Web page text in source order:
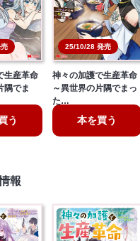
生産革命
隅でま
う
25/10/28 発売
神々の加護で生産革命
～異世界の片隅でまっ
た…
本を買う
報